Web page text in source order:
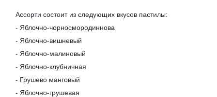
Ассорти состоит из следующих вкусов пастилы:
- Яблочно-чорносмородиннова
- Яблочно-вишневый
- Яблочно-малиновый
- Яблочно-клубничная
- Грушево манговый
- Яблочно-грушевая